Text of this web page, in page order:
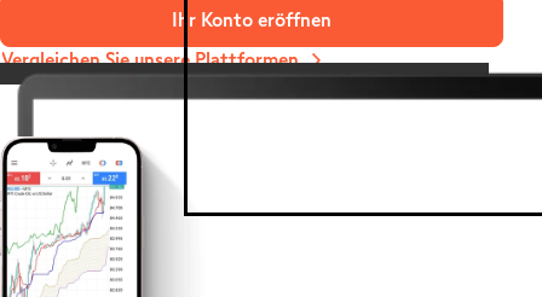
MetaTrader
MetaTrader
Ihr Konto eröffnen
Vergleichen Sie unsere Plattformen